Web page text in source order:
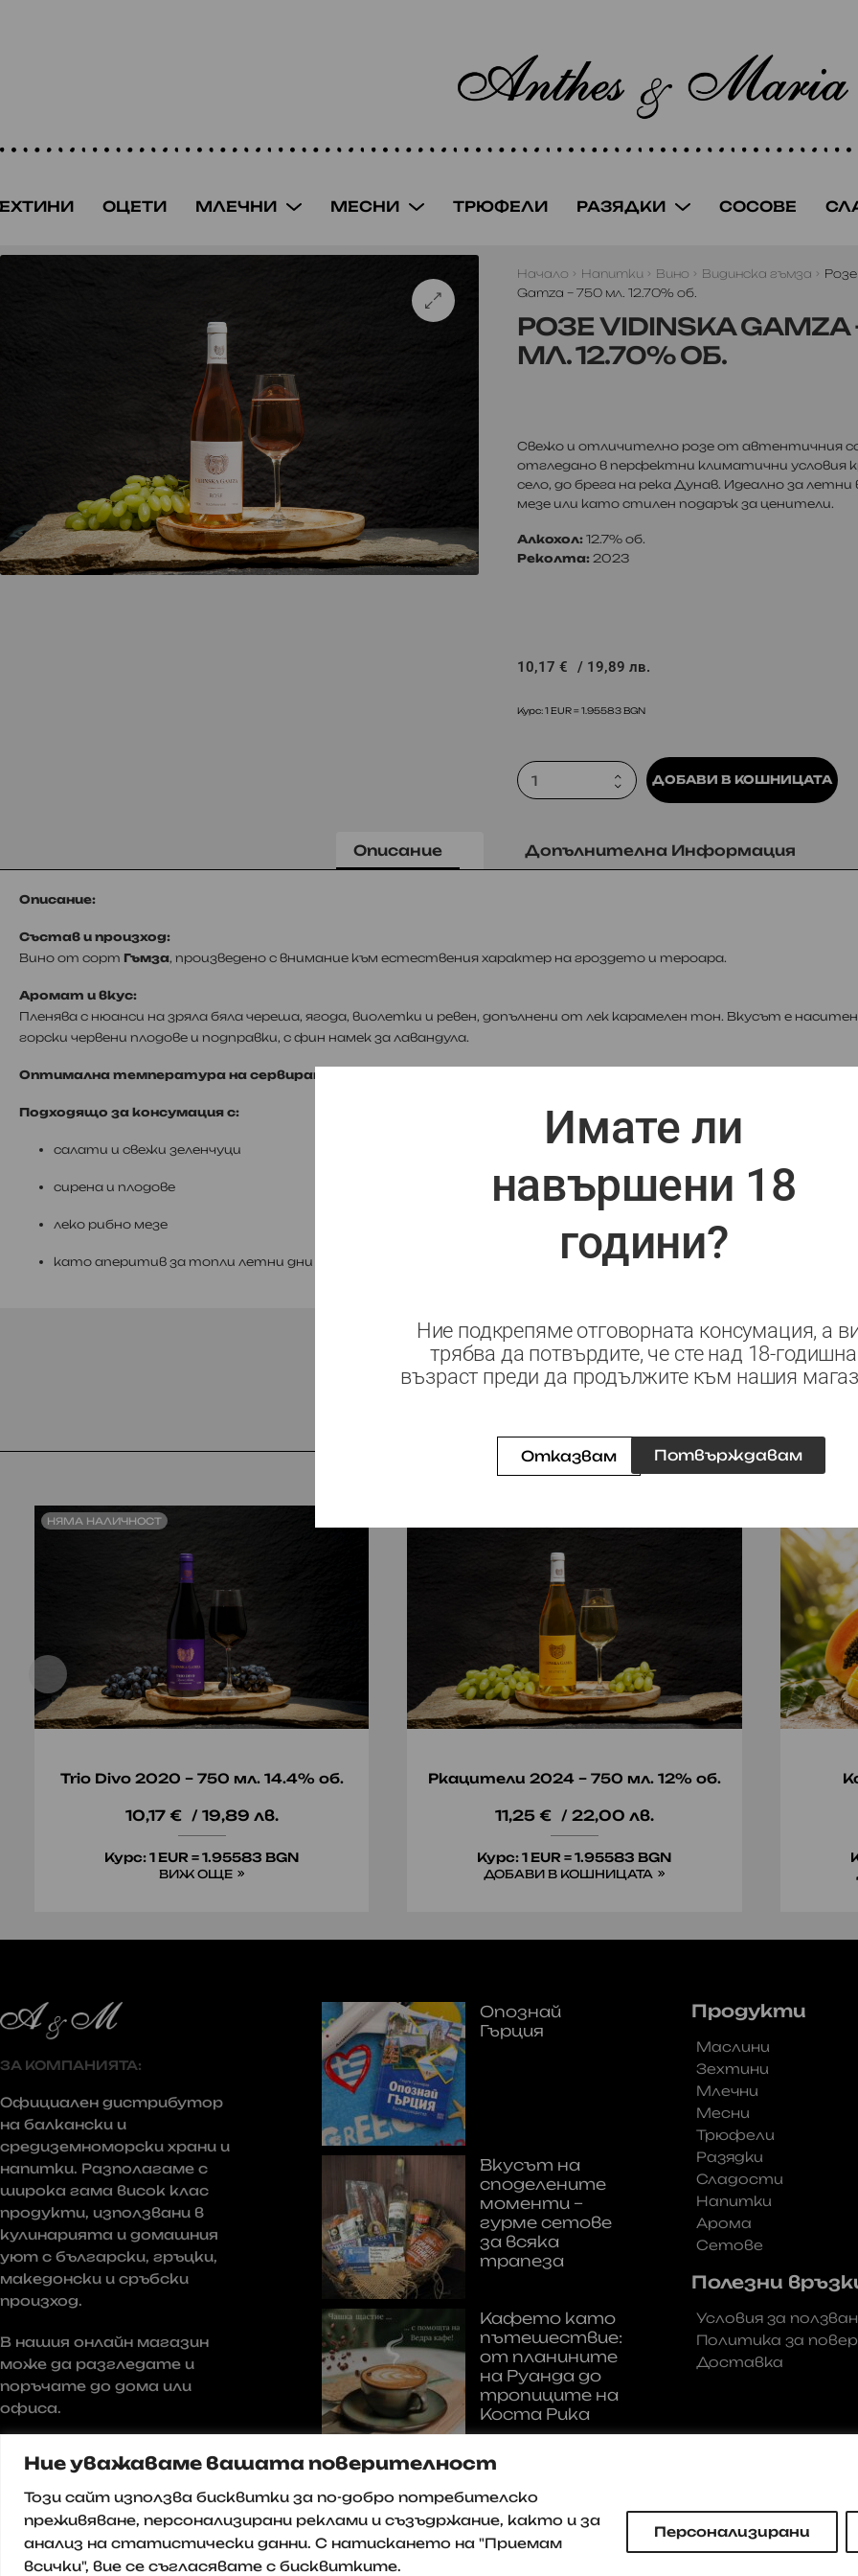
Ние уважаваме вашата поверителност
Този сайт използва бисквитки за по-добро потребителско
преживяване, персонализирани реклами и съзъдржание, както и за
анализ на статистически данни. С натискането на "Приемам
всички", вие се съгласявате с бисквитките.
Персонализирани
ОЦЕТИ МЛЕЧНИ МЕСНИ ТРЮФЕЛИ РАЗЯДКИ СОСОВЕ
Начало Напитки Вино Видинска гъмза
Gamza – 750 мл. 12.70% об.
РОЗЕ VIDINSKA GAMZA
МЛ. 12.70% ОБ.
Свежо и отличително розе от автентичния
отгледано в перфектни климатични условия
село, до брега на река Дунав. Идеално за летни
мезе или като стилен подарък за ценители.
Алкохол: 12.7% об.
Реколта: 2023
10,17 € / 19,89 лв.
Курс: 1 EUR = 1.95583 BGN
ДОБАВИ В КОШНИЦАТА
Описание Допълнителна Информация
Описание:
Състав и произход:
Вино от сорт Гъмза, произведено с внимание към естествения характер на гроздето и тероара.
Аромат и вкус:
Пленява с нюанси на зряла бяла череша, ягода, виолетки и ревен, допълнени от лек карамелен тон. Вкусът е
горски червени плодове и подправки, с фин намек за лавандула.
Оптимална температура на сервиране:
Подходящо за консумация с:
салати и свежи зеленчуци
сирена и плодове
леко рибно мезе
като аперитив за топли летни дни
Подобни продукти
НЯМА НАЛИЧНОСТ
Trio Divo 2020 – 750 мл. 14.4% об.
10,17 € / 19,89 лв.
Курс: 1 EUR = 1.95583 BGN
ВИЖ ОЩЕ
Ркацители 2024 – 750 мл. 12% об.
11,25 € / 22,00 лв.
Курс: 1 EUR = 1.95583 BGN
ДОБАВИ В КОШНИЦАТА
ЗА КОМПАНИЯТА:
Официален дистрибутор
на балкански и
средиземноморски храни и
напитки. Разполагаме с
широка гама висок клас
продукти, използвани в
кулинарията и домашния
уют с български, гръцки,
македонски и сръбски
произход.
В нашия онлайн магазин
може да разгледате и
поръчате до дома или
офиса.
Опознай
Гърция
Вкусът на
споделените
моменти –
гурме сетове
за всяка
трапеза
Кафето като
пътешествие:
от планините
на Руанда до
тропиците на
Коста Рика
Продукти
Маслини
Зехтини
Млечни
Месни
Трюфели
Разядки
Сладости
Напитки
Арома
Сетове
Полезни
Условия за
Политика за
Доставка
© 2025 Всички права запазени
Имате ли
навършени 18
години?
Ние подкрепяме отговорната консумация, а
трябва да потвърдите, че сте над 18-годишна
възраст преди да продължите към нашия
Отказвам Потвърждавам